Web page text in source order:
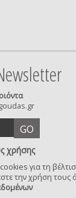
GO
accept
χρήσης
για τη
την χρήση τους